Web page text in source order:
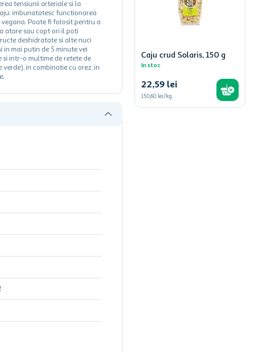
tensiunii arteriale si la
imbunatatesc functionarea
Poate fi folosit pentru a
atare sau copt ori il poti
deshidratate si alte nuci
in mai putin de 5 minute vei
si intr-o multime de retete de
in combinatie cu orez, in
Caju crud Solaris, 150 g
In stoc
22,59 lei
150,60 lei/kg